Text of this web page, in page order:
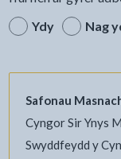
Ydy
Nag
Safonau
Cyngor Sir Ynys
Swyddfeydd y